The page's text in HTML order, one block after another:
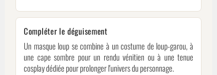
Compléter le déguisement
Un masque loup se combine à un costume de loup-garou, à
une cape sombre pour un rendu vénitien ou à une tenue
cosplay dédiée pour prolonger l'univers du personnage.